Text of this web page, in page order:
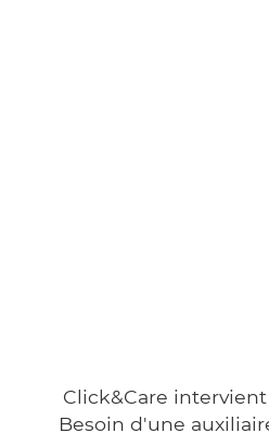
Click&Care
Besoin d'une